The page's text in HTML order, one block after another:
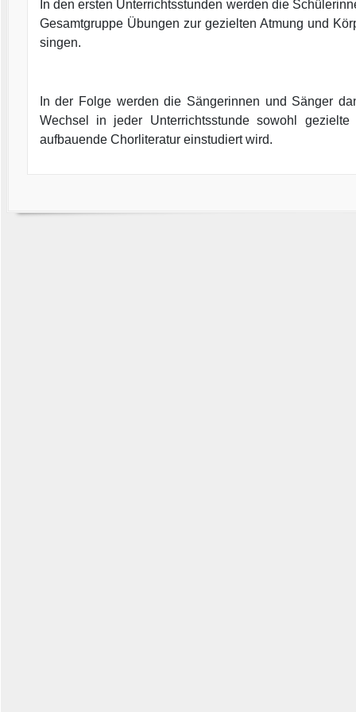
In den ersten Unterrichtsstunden werden die
Gesamtgruppe Übungen zur gezielten Atmung und
singen.
In der Folge werden die Sängerinnen und Sänger
Wechsel in jeder Unterrichtsstunde sowohl
aufbauende Chorliteratur einstudiert wird.